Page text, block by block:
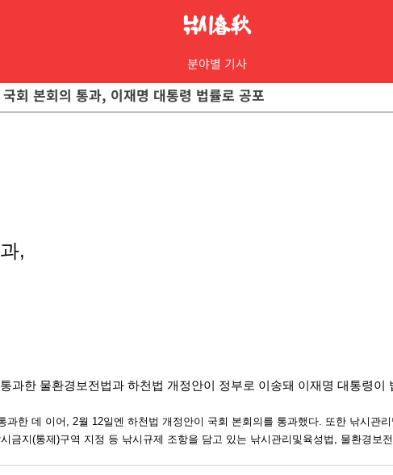
분야별 기사
회 본회의 통과, 이재명 대통령 법률로 공포
,
과한 물환경보전법과 하천법 개정안이 정부로 이송돼 이재명 대통령이
과한 데 이어, 2월 12일엔 하천법 개정안이 국회 본회의를 통과했다. 또한 낚시관
금지(통제)구역 지정 등 낚시규제 조항을 담고 있는 낚시관리및육성법, 물환경보